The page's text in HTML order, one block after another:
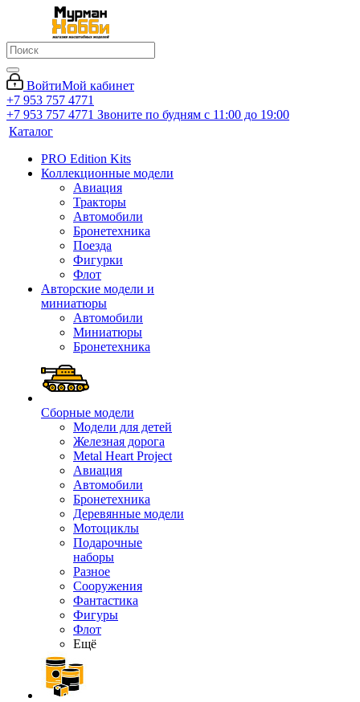
ВойтиМой кабинет
+7 953 757 4771
+7 953 757 4771 Звоните по будням с 11:00 до 19:00
Каталог
PRO Edition Kits
Коллекционные модели
Авиация
Тракторы
Автомобили
Бронетехника
Поезда
Фигурки
Флот
Авторские модели и
миниатюры
Автомобили
Миниатюры
Бронетехника
Сборные модели
Модели для детей
Железная дорога
Metal Heart Project
Авиация
Автомобили
Бронетехника
Деревянные модели
Мотоциклы
Подарочные
наборы
Разное
Сооружения
Фантастика
Фигуры
Флот
Ещё